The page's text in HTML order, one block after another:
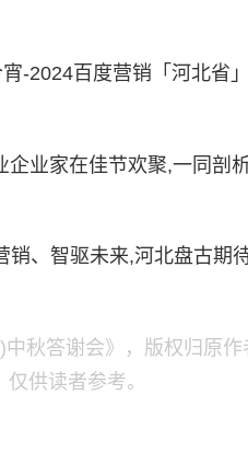
2024百度营销「河北省
业家在佳节欢聚,一同剖
、智驱未来,河北盘古期
秋答谢会》，版权归原
供读者参考。